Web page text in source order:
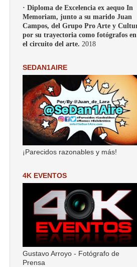
· Diploma de Excelencia ex aequo In
Memoriam, junto a su marido Juan
Campos, del Grupo Pro Arte y
por su trayectoria como fotógrafos en
el circuito del arte. 2018
SEDAN1AIRE
¡Parecidos razonables y más!
4K EVENTOS
Gustavo Arroyo - Fotógrafo de
Prensa